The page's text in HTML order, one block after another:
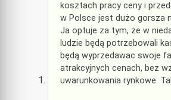
kosztach pracy ceny i
w Polsce jest dużo gorsza
Ja optuje za tym, że w
ludzie będą potrzebowali
będą wyprzedawac swoje
atrakcyjnych cenach, bez
uwarunkowania rynkowe.